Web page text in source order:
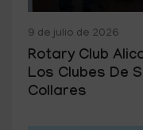
9 de julio de 2026
Rotary Club
Los Clubes De
Collares